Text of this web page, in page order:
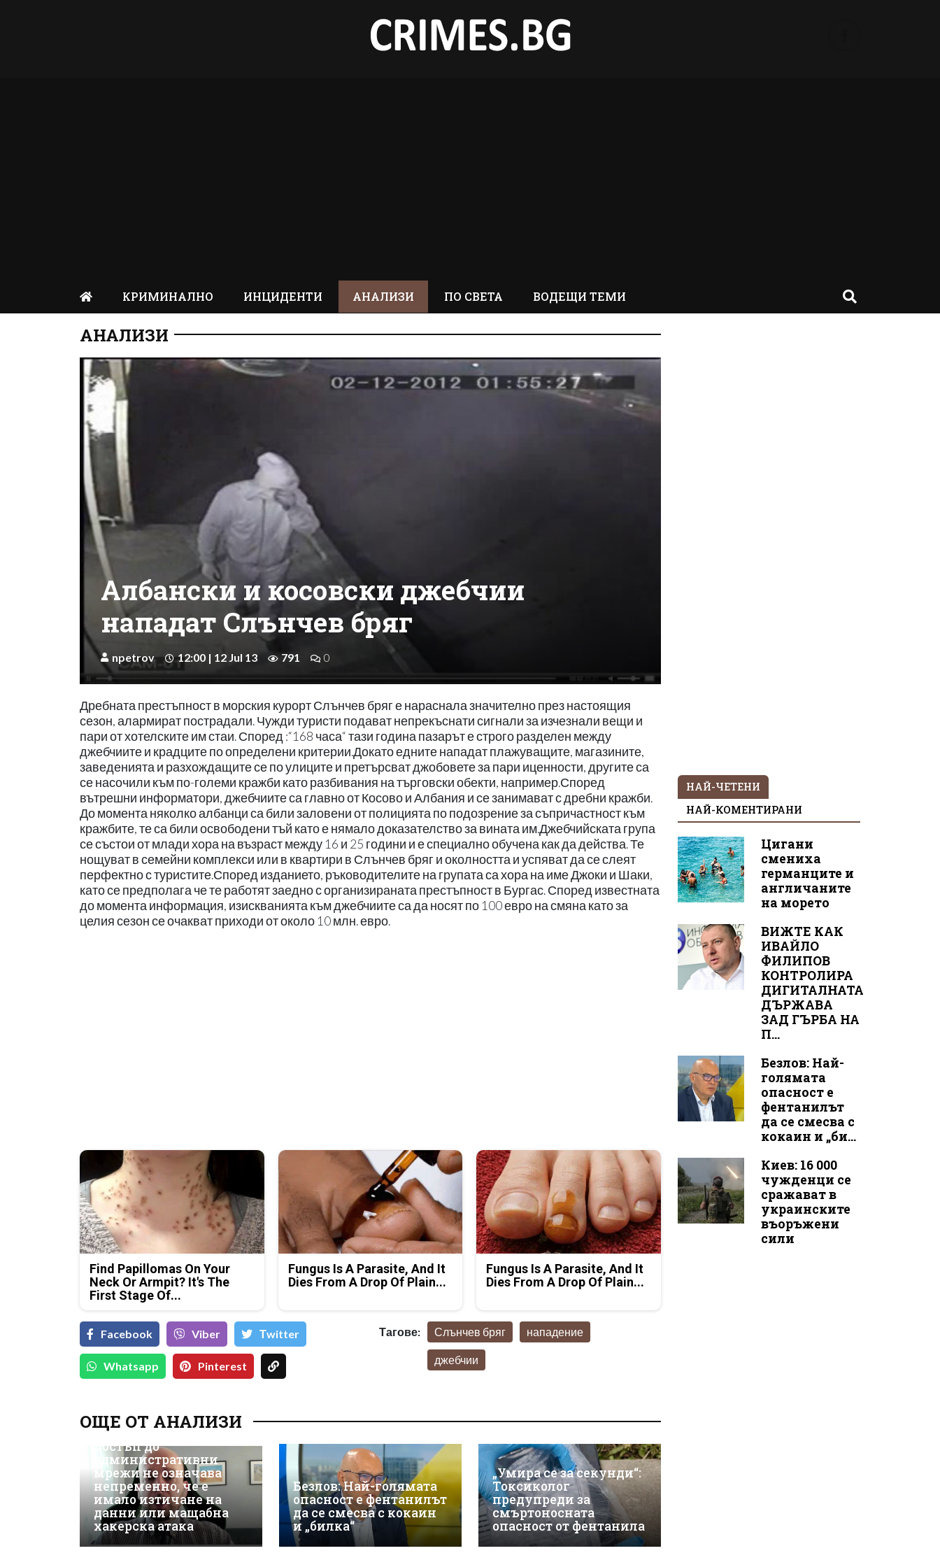
КРИМИНАЛНО ИНЦИДЕНТИ АНАЛИЗИ ПО СВЕТА ВОДЕЩИ ТЕМИ
АНАЛИЗИ
Албански и косовски джебчии
нападат Слънчев бряг
npetrov 12:00 | 12 Jul 13 791 0
Дребната престъпност в морския курорт Слънчев бряг е нараснала значително през настоящия
сезон, алармират пострадали. Чужди туристи подават непрекъснати сигнали за изчезнали вещи и
пари от хотелските им стаи. Според :“168 часа“ тази година пазарът е строго разделен между
джебчиите и крадците по определени критерии.Докато едните нападат плажуващите, магазините,
заведенията и разхождащите се по улиците и претърсват джобовете за пари иценности, другите са
се насочили към по-големи кражби като разбивания на търговски обекти, например.Според
вътрешни информатори, джебчиите са главно от Косово и Албания и се занимават с дребни кражби.
До момента няколко албанци са били заловени от полицията по подозрение за съпричастност към
кражбите, те са били освободени тъй като е нямало доказателство за вината им.Джебчийската група
се състои от млади хора на възраст между 16 и 25 години и е специално обучена как да действа. Те
нощуват в семейни комплекси или в квартири в Слънчев бряг и околността и успяват да се слеят
перфектно с туристите.Според изданието, ръководителите на групата са хора на име Джоки и Шаки,
като се предполага че те работят заедно с организираната престъпност в Бургас. Според известната
до момента информация, изискванията към джебчиите са да носят по 100 евро на смяна като за
целия сезон се очакват приходи от около 10 млн. евро.
Find Papillomas On Your
Neck Or Armpit? It's The
First Stage Of...
Fungus Is A Parasite, And It
Dies From A Drop Of Plain...
Fungus Is A Parasite, And It
Dies From A Drop Of Plain...
Facebook Viber Тwitter
Whatsapp Pinterest
Тагове: Слънчев бряг нападение
джебчии
ОЩЕ ОТ АНАЛИЗИ
киберсигурност:
Неоторизираният
достъп до
административни
мрежи не означава
непременно, че е
имало изтичане на
данни или мащабна
хакерска атака
Безлов: Най-голямата
опасност е фентанилът
да се смесва с кокаин
и „билка“
„Умира се за секунди“:
Токсиколог
предупреди за
смъртоносната
опасност от фентанила
НАЙ-ЧЕТЕНИ
НАЙ-КОМЕНТИРАНИ
Цигани
смениха
германците и
англичаните
на морето
ВИЖТЕ КАК
ИВАЙЛО
ФИЛИПОВ
КОНТРОЛИРА
ДИГИТАЛНАТА
ДЪРЖАВА
ЗАД ГЪРБА НА
П...
Безлов: Най-
голямата
опасност е
фентанилът
да се смесва с
кокаин и „би...
Киев: 16 000
чужденци се
сражават в
украинските
въоръжени
сили